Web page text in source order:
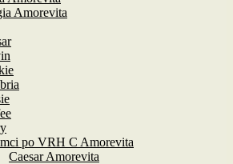
Amorevita
po VRH C Amorevita
Caesar Amorevita